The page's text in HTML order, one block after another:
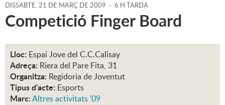
DISSABTE,21 DE MARÇ DE 2009 - 6 H TARDA
Competició Finger Board
Lloc: Espai Jove del C.C.Calisay
Adreça: Riera del Pare Fita, 31
Organitza: Regidoria de Joventut
Tipus d'acte: Esports
Marc:Altres activitats '09